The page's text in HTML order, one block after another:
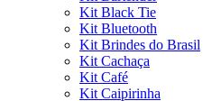
Kit Black Tie
Kit Bluetooth
Kit Brindes do Brasil
Kit Cachaça
Kit Café
Kit Caipirinha